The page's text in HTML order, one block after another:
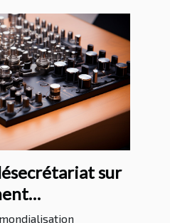
sur
entreprises